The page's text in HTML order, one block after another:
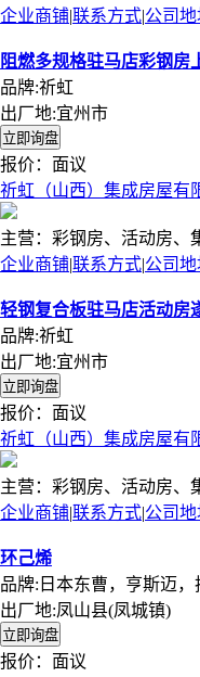
企业商铺|联系方式|公司
阻燃多规格驻马店彩钢房
品牌:祈虹
出厂地:宜州市
报价： 面议
祈虹（山西）集成房屋有
主营：彩钢房、活动房、
企业商铺|联系方式|公司
轻钢复合板驻马店活动房
品牌:祈虹
出厂地:宜州市
报价： 面议
祈虹（山西）集成房屋有
主营：彩钢房、活动房、
企业商铺|联系方式|公司
环己烯
品牌:日本东曹，亨斯迈
出厂地:凤山县(凤城镇)
报价： 面议